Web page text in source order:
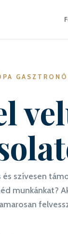
és szívesen
munkánkat?